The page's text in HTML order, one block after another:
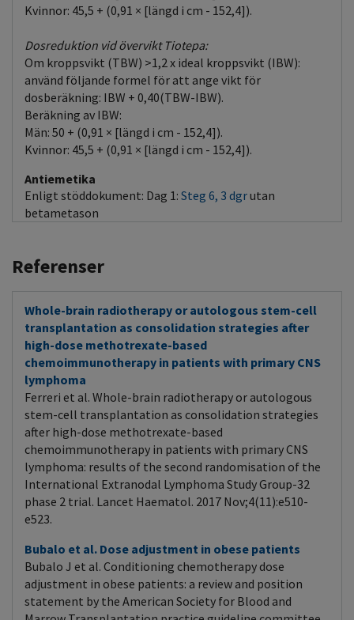
Kvinnor: 45,5 + (0,91 × [längd i cm - 152,4]).
Dosreduktion vid övervikt Tiotepa:
Om kroppsvikt (TBW) >1,2 x ideal kroppsvikt (IBW):
använd följande formel för att ange vikt för
dosberäkning: IBW + 0,40(TBW-IBW).
Beräkning av IBW:
Män: 50 + (0,91 × [längd i cm - 152,4]).
Kvinnor: 45,5 + (0,91 × [längd i cm - 152,4]).
Antiemetika
Enligt stöddokument: Dag 1: Steg 6, 3 dgrutan
betametason
Referenser
Whole-brain radiotherapy or autologous stem-cell
transplantation as consolidation strategies after
high-dose methotrexate-based
chemoimmunotherapy in patients with primary CNS
lymphoma
Ferreri et al. Whole-brain radiotherapy or autologous
stem-cell transplantation as consolidation strategies
after high-dose methotrexate-based
chemoimmunotherapy in patients with primary CNS
lymphoma: results of the second randomisation of the
International Extranodal Lymphoma Study Group-32
phase 2 trial. Lancet Haematol. 2017 Nov;4(11):e510-
e523.
Bubalo et al. Dose adjustment in obese patients
Bubalo J et al. Conditioning chemotherapy dose
adjustment in obese patients: a review and position
statement by the American Society for Blood and